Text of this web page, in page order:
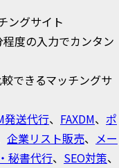
ングサイト
度の入力でカンタン
できるマッチングサ
発送代行、 FAXDM、 ポ
企業リスト販売、 メー
秘書代行、 SEO対策、